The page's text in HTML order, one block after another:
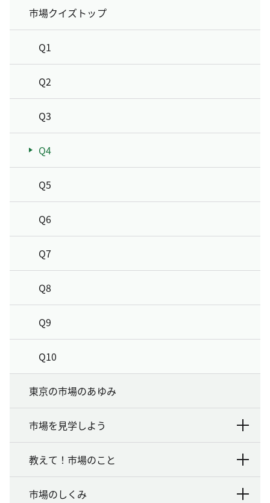
市場クイズトップ
Q1
Q2
Q3
Q4
Q5
Q6
Q7
Q8
Q9
Q10
東京の市場のあゆみ
市場を見学しよう
教えて！市場のこと
市場のしくみ